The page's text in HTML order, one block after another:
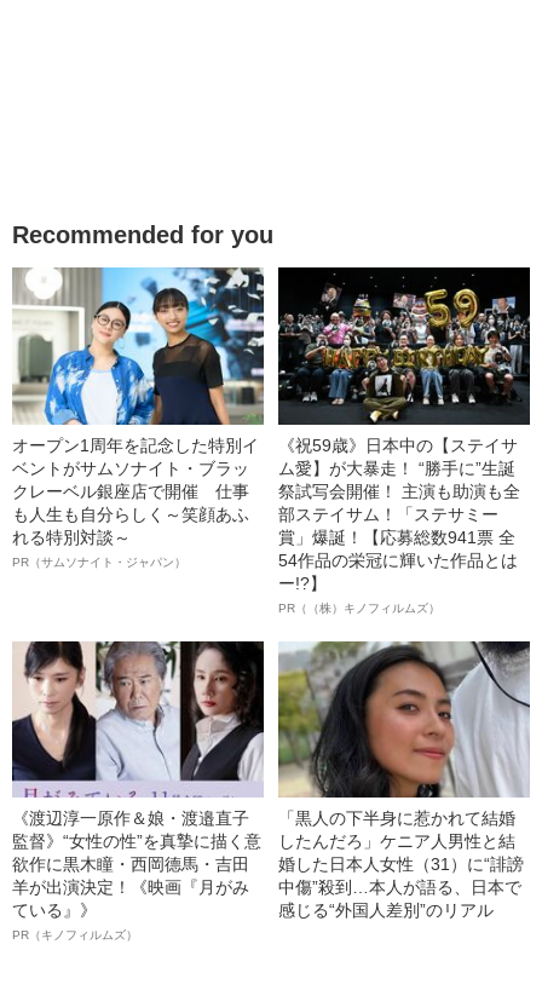
Recommended for you
オープン1周年を記念した特別イ
ベントがサムソナイト・ブラッ
クレーベル銀座店で開催 仕事
も人生も自分らしく～笑顔あふ
れる特別対談～
PR（サムソナイト・ジャパン）
《祝59歳》日本中の【ステイサ
ム愛】が大暴走！ “勝手に”生誕
祭試写会開催！ 主演も助演も全
部ステイサム！「ステサミー
賞」爆誕！【応募総数941票 全
54作品の栄冠に輝いた作品とは
ー!?】
PR（（株）キノフィルムズ）
《渡辺淳一原作＆娘・渡邉直子
監督》“女性の性”を真摯に描く意
欲作に黒木瞳・西岡德馬・吉田
羊が出演決定！《映画『月がみ
ている』》
PR（キノフィルムズ）
「黒人の下半身に惹かれて結婚
したんだろ」ケニア人男性と結
婚した日本人女性（31）に“誹謗
中傷”殺到…本人が語る、日本で
感じる“外国人差別”のリアル